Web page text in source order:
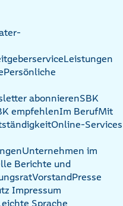
Leistungen
Persönliche
abonnierenSBK
empfehlenIm BerufMit
Online-Services
Unternehmen im
Berichte und
VorstandPresse
Impressum
Sprache